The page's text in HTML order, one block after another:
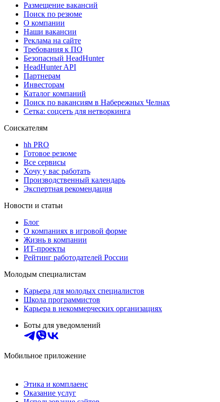
Размещение вакансий
Поиск по резюме
О компании
Наши вакансии
Реклама на сайте
Требования к ПО
Безопасный HeadHunter
HeadHunter API
Партнерам
Инвесторам
Каталог компаний
Поиск по вакансиям в Набережных Челнах
Сетка: соцсеть для нетворкинга
Соискателям
hh PRO
Готовое резюме
Все сервисы
Хочу у вас работать
Производственный календарь
Экспертная рекомендация
Новости и статьи
Блог
О компаниях в игровой форме
Жизнь в компании
ИТ-проекты
Рейтинг работодателей России
Молодым специалистам
Карьера для молодых специалистов
Школа программистов
Карьера в некоммерческих организациях
Боты для уведомлений
Мобильное приложение
Этика и комплаенс
Оказание услуг